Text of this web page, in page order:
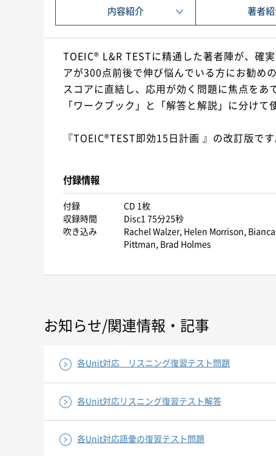
内容紹介 著者
TOEIC® L&R TESTに精通した著者陣が、確
アが300点前後で伸び悩んでいる方にお勧め
スコアに直結し、応用が効く問題に焦点をあ
「ワークブック」と「解答と解説」に分けて
『TOEIC®TEST即効15日計画 』の改訂版です
付録情報
付録
CD 1枚
収録時間
Disc1 75分25秒
吹き込み
Rachel Walzer, Helen Morrison,
Pittman, Brad Holmes
お知らせ/関連情報・記事
各Unit対応 リスニング復習テスト問題
各Unit対応リスニング復習テスト解答
各Unit対応語彙の復習テスト問題